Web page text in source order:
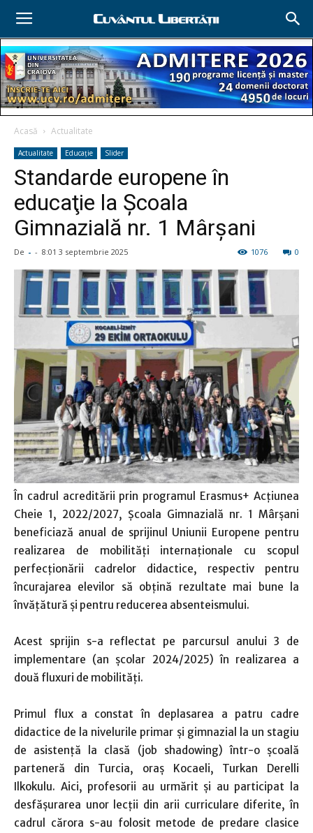
Acasă Actualitate
Actualitate Educație Slider
Standarde europene în
educaţie la Şcoala
Gimnazială nr. 1 Mârşani
De - - 8:01 3 septembrie 2025 0
1076
În cadrul acreditării prin programul Erasmus+ Acţiunea
Cheie 1, 2022/2027, Şcoala Gimnazială nr. 1 Mârşani
beneficiază anual de sprijinul Uniunii Europene pentru
realizarea de mobilităţi internaţionale cu scopul
perfecţionării cadrelor didactice, respectiv pentru
încurajarea elevilor să obţină rezultate mai bune la
învăţătură şi pentru reducerea absenteismului.
Acest sprijin s-a reflectat pe parcursul anului 3 de
implementare (an școlar 2024/2025) în realizarea a
două fluxuri de mobilităţi.
Primul flux a constat în deplasarea a patru cadre
didactice de la nivelurile primar şi gimnazial la un stagiu
de asistenţă la clasă (job shadowing) într-o şcoală
parteneră din Turcia, oraş Kocaeli, Turkan Derelli
Ilkokulu. Aici, profesorii au urmărit şi au participat la
desfăşurarea unor lecţii din arii curriculare diferite, în
cadrul cărora s-au folosit metode de predare clasice